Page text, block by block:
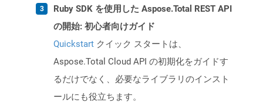
Ruby SDK を使用した Aspose.Total REST API
の開始: 初心者向けガイド
Quickstart クイック スタートは、
Aspose.Total Cloud API の初期化をガイドす
るだけでなく、必要なライブラリのインスト
ールにも役立ちます。